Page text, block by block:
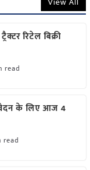
रिटेल बिक्री
read
के लिए आज 4
read